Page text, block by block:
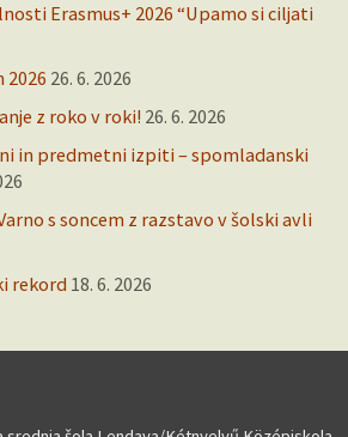
Erasmus+ 2026 “Upamo si ciljati
26. 6. 2026
z roko v roki! 26. 6. 2026
in predmetni izpiti – spomladanski
s soncem z razstavo v šolski avli
rekord 18. 6. 2026